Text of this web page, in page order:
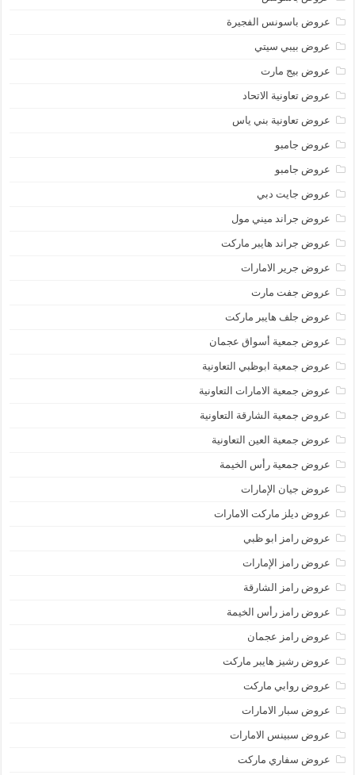
عروض باسونس الفجيرة
عروض بيبي سيتي
عروض بيج مارت
عروض تعاونية الاتحاد
عروض تعاونية بني ياس
عروض جامبو
عروض جامبو
عروض جايت دبي
عروض جراند ميني مول
عروض جراند هايبر ماركت
عروض جرير الامارات
عروض جفت مارت
عروض جلف هايبر ماركت
عروض جمعية أسواق عجمان
عروض جمعية ابوظبي التعاونية
عروض جمعية الامارات التعاونية
عروض جمعية الشارقة التعاونية
عروض جمعية العين التعاونية
عروض جمعية رأس الخيمة
عروض جيان الإمارات
عروض ديلز ماركت الامارات
عروض رامز ابو ظبي
عروض رامز الإمارات
عروض رامز الشارقة
عروض رامز رأس الخيمة
عروض رامز عجمان
عروض رشيز هايبر ماركت
عروض روابي ماركت
عروض سبار الامارات
عروض سبينس الامارات
عروض سفاري ماركت